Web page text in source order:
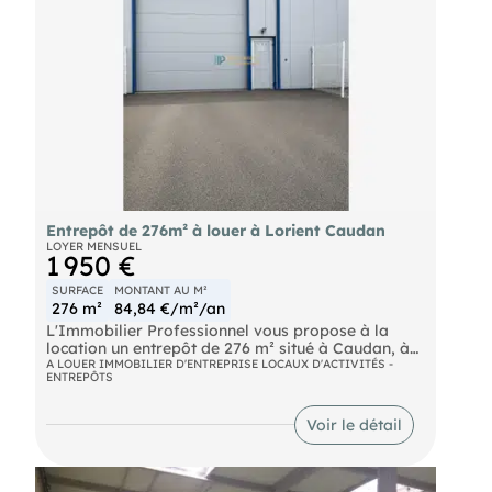
Entrepôt de 276m² à louer à Lorient Caudan
LOYER MENSUEL
1 950 €
SURFACE
276 m²
MONTANT AU M²
84,84 €/m²/an
L'Immobilier Professionnel vous propose à la
location un entrepôt de 276 m² situé à Caudan, à
proximité immédiate de la RN165.
• 276 m² d’entrepôt en rez-de-chaussée
• portes sectionnelle
A LOUER IMMOBILIER D'ENTREPRISE LOCAUX D'ACTIVITÉS -
ENTREPÔTS
Voir le détail